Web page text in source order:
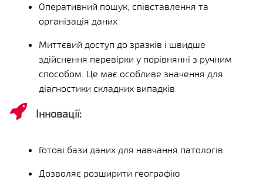
Оперативний пошук, співставлення та
організація даних
Миттєвий доступ до зразків і швидше
здійснення перевірки у порівнянні з ручним
способом. Це має особливе значення для
діагностики складних випадків
Інновації:
Готові бази даних для навчання патологів
Дозволяє розширити географію